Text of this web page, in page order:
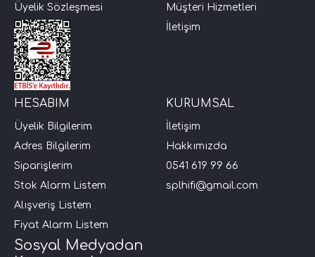
Üyelik Sözleşmesi
Müşteri Hizmetleri
İletişim
HESABIM
Üyelik Bilgilerim
Adres Bilgilerim
Siparişlerim
Stok Alarm Listem
Alışveriş Listem
Fiyat Alarm Listem
KURUMSAL
İletişim
Hakkımızda
0541 619 99 66
splhifi@gmail.com
Sosyal Medyadan